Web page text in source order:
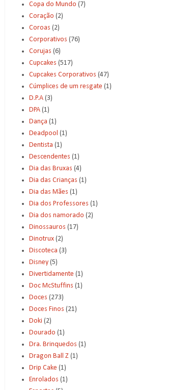
Copa do Mundo (7)
Coração (2)
Coroas (2)
Corporativos (76)
Corujas (6)
Cupcakes (517)
Cupcakes Corporativos (47)
Cúmplices de um resgate (1)
D.P.A (3)
DPA (1)
Dança (1)
Deadpool (1)
Dentista (1)
Descendentes (1)
Dia das Bruxas (4)
Dia das Crianças (1)
Dia das Mães (1)
Dia dos Professores (1)
Dia dos namorado (2)
Dinossauros (17)
Dinotrux (2)
Discoteca (3)
Disney (5)
Divertidamente (1)
Doc McStuffins (1)
Doces (273)
Doces Finos (21)
Doki (2)
Dourado (1)
Dra. Brinquedos (1)
Dragon Ball Z (1)
Drip Cake (1)
Enrolados (1)